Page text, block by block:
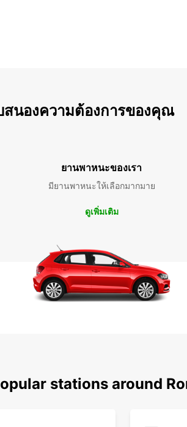
นองความต้องการของคุณ
ยานพาหนะของเรา
มียานพาหนะให้เลือกมากมาย
ดูเพิ่มเติม
stations around